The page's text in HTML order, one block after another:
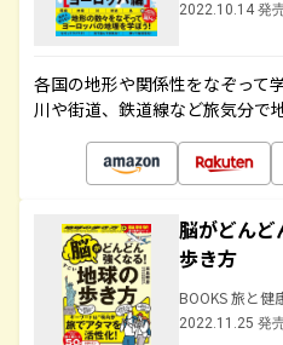
2022.10.14 発
各国の地形や関係性をなぞって
川や街道、鉄道線など旅気分で
脳がどんど
歩き方
BOOKS 旅と健
2022.11.25 発